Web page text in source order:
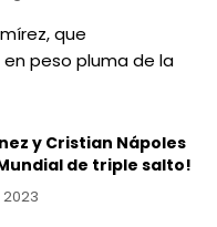
que
peso pluma de la
y Cristian Nápoles
de triple salto!